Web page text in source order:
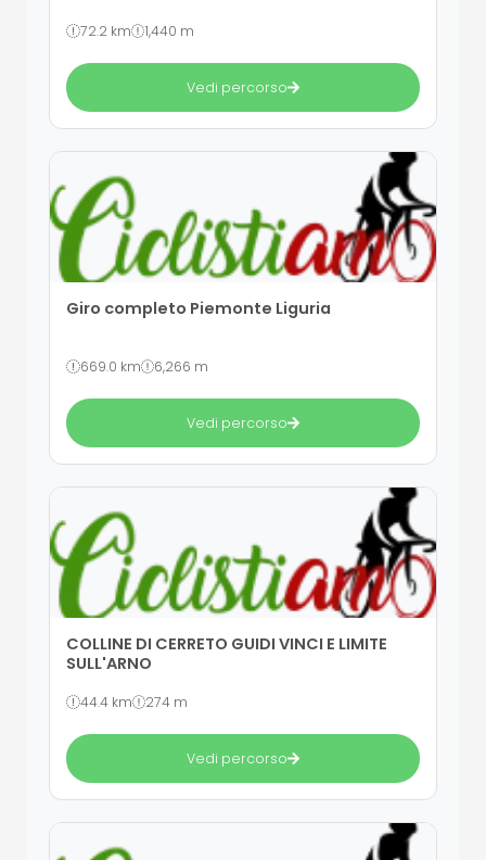
72.2 km 1,440 m
Vedi percorso
Giro completo Piemonte Liguria
669.0 km 6,266 m
Vedi percorso
COLLINE DI CERRETO GUIDI VINCI E LIMITE
SULL'ARNO
44.4 km 274 m
Vedi percorso